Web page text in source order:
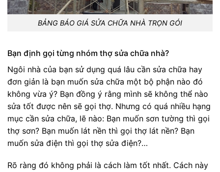
BẢNG BÁO GIÁ SỬA CHỮA NHÀ TRỌN GÓI
Bạn định gọi từng nhóm thợ sửa chữa nhà?
Ngôi nhà của bạn sử dụng quá lâu cần sửa chữa hay
đơn giản là bạn muốn sửa chữa một bộ phận nào đó
không vừa ý? Bạn đồng ý rằng mình sẽ không thể nào
sửa tốt được nên sẽ gọi thợ. Nhưng có quá nhiều hạng
mục cần sửa chữa, lẽ nào: Bạn muốn sơn tường thì gọi
thợ sơn? Bạn muốn lát nền thì gọi thợ lát nền? Bạn
muốn sửa điện thì gọi thợ sửa điện?…
Rõ ràng đó không phải là cách làm tốt nhất. Cách này